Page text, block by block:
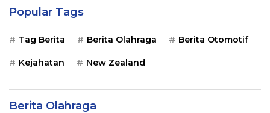
Popular Tags
Tag Berita Berita Olahraga Berita Otomotif
Kejahatan New Zealand
Berita Olahraga